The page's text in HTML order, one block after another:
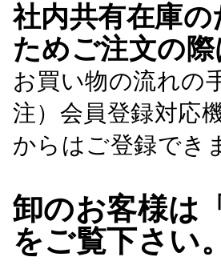
社内共有在庫
ためご注文の
お買い物の流れの
注）会員登録対応
からはご登録でき
卸のお客様は
をご覧下さい。